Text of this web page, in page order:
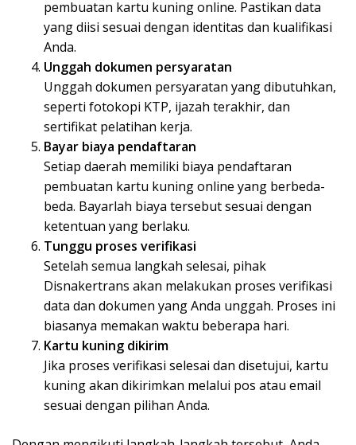
pembuatan kartu kuning online. Pastikan data
yang diisi sesuai dengan identitas dan kualifikasi
Anda.
Unggah dokumen persyaratan
Unggah dokumen persyaratan yang dibutuhkan,
seperti fotokopi KTP, ijazah terakhir, dan
sertifikat pelatihan kerja.
Bayar biaya pendaftaran
Setiap daerah memiliki biaya pendaftaran
pembuatan kartu kuning online yang berbeda-
beda. Bayarlah biaya tersebut sesuai dengan
ketentuan yang berlaku.
Tunggu proses verifikasi
Setelah semua langkah selesai, pihak
Disnakertrans akan melakukan proses verifikasi
data dan dokumen yang Anda unggah. Proses ini
biasanya memakan waktu beberapa hari.
Kartu kuning dikirim
Jika proses verifikasi selesai dan disetujui, kartu
kuning akan dikirimkan melalui pos atau email
sesuai dengan pilihan Anda.